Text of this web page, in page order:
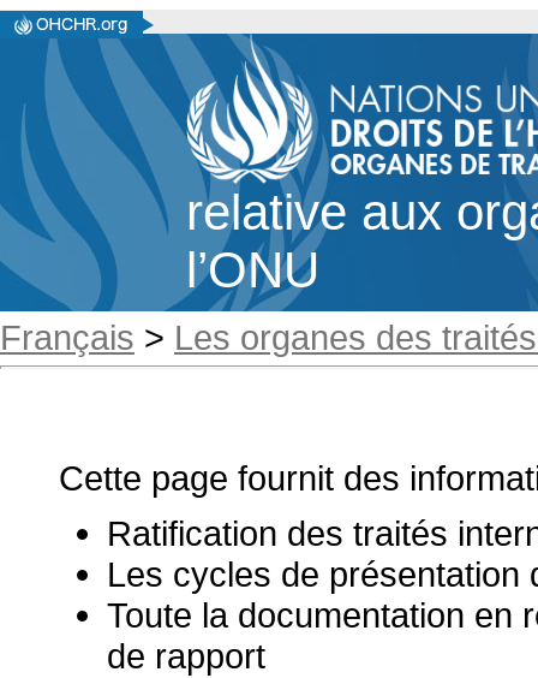
relative aux
l’ONU
Français > Les organes des
Cette page fournit des
Ratification des traités
Les cycles de présentation
Toute la documentation en
de rapport